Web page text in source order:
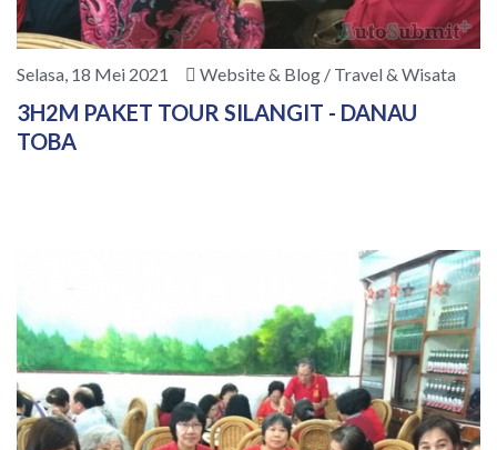
Selasa, 18 Mei 2021 Website & Blog / Travel & Wisata
3H2M PAKET TOUR SILANGIT - DANAU
TOBA